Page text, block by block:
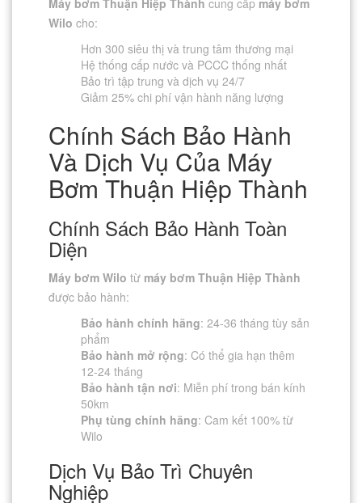
Máy bơm Thuận Hiệp Thành cung cấp máy bơm
Wilo cho:
Hơn 300 siêu thị và trung tâm thương mại
Hệ thống cấp nước và PCCC thống nhất
Bảo trì tập trung và dịch vụ 24/7
Giảm 25% chi phí vận hành năng lượng
Chính Sách Bảo Hành
Và Dịch Vụ Của Máy
Bơm Thuận Hiệp Thành
Chính Sách Bảo Hành Toàn
Diện
Máy bơm Wilo từ máy bơm Thuận Hiệp Thành
được bảo hành:
Bảo hành chính hãng: 24-36 tháng tùy sản
phẩm
Bảo hành mở rộng: Có thể gia hạn thêm
12-24 tháng
Bảo hành tận nơi: Miễn phí trong bán kính
50km
Phụ tùng chính hãng: Cam kết 100% từ
Wilo
Dịch Vụ Bảo Trì Chuyên
Nghiệp